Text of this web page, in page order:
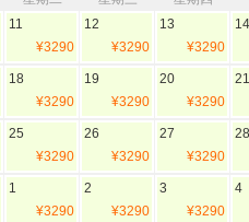
11
¥3290
12
¥3290
13
¥3290
14
18
¥3290
19
¥3290
20
¥3290
21
25
¥3290
26
¥3290
27
¥3290
28
1
¥3290
2
¥3290
3
¥3290
4